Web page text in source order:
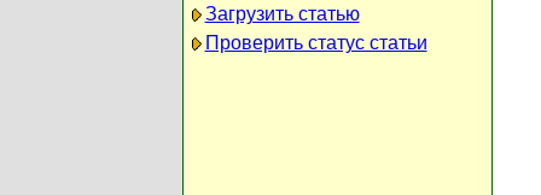
Загрузить статью
Проверить статус статьи